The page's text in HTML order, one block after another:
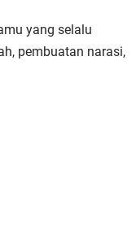
yang selalu
pembuatan narasi,